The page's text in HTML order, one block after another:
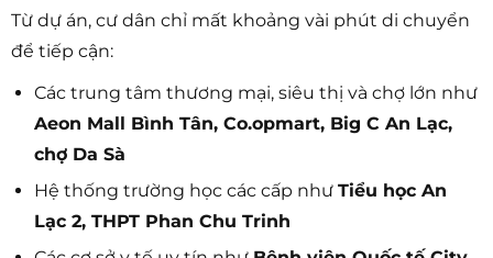
Từ dự án, cư dân chỉ mất khoảng vài phút di chuyển
để tiếp cận:
Các trung tâm thương mại, siêu thị và chợ lớn như
Aeon Mall Bình Tân, Co.opmart, Big C An Lạc,
chợ Da Sà
Hệ thống trường học các cấp như Tiểu học An
Lạc 2, THPT Phan Chu Trinh